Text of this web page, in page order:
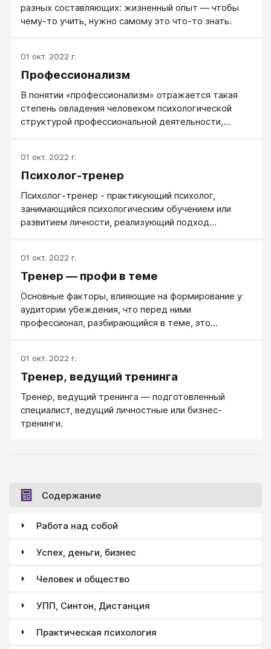
разных составляющих: жизненный опыт — чтобы
чему-то учить, нужно самому это что-то знать.
01 окт. 2022 г.
Профессионализм
В понятии «профессионализм» отражается такая
степень овладения человеком психологической
структурой профессиональной деятельности,
Профессионализм рассматривается в качестве
интегральной характеристики человека-
деятельности и индивидуальности).
Профессионализм человека — это не только
достижение им высоких производственных
профессиональной мотивации, система его
труда для самого человека.
01 окт. 2022 г.
Психолог-тренер
Психолог-тренер - практикующий психолог,
занимающийся психологическим обучением или
развитием личности, реализующий подход
психологом-тренером, обязан иметь
психологическое образование.
01 окт. 2022 г.
Тренер — профи в теме
Основные факторы, влияющие на формирование у
аудитории убеждения, что перед ними
профессионал, разбирающийся в теме, это...
01 окт. 2022 г.
Тренер, ведущий тренинга
Тренер, ведущий тренинга ― подготовленный
специалист, ведущий личностные или бизнес-
тренинги.
Содержание
Работа над собой
Успех, деньги, бизнес
Человек и общество
УПП, Синтон, Дистанция
Практическая психология